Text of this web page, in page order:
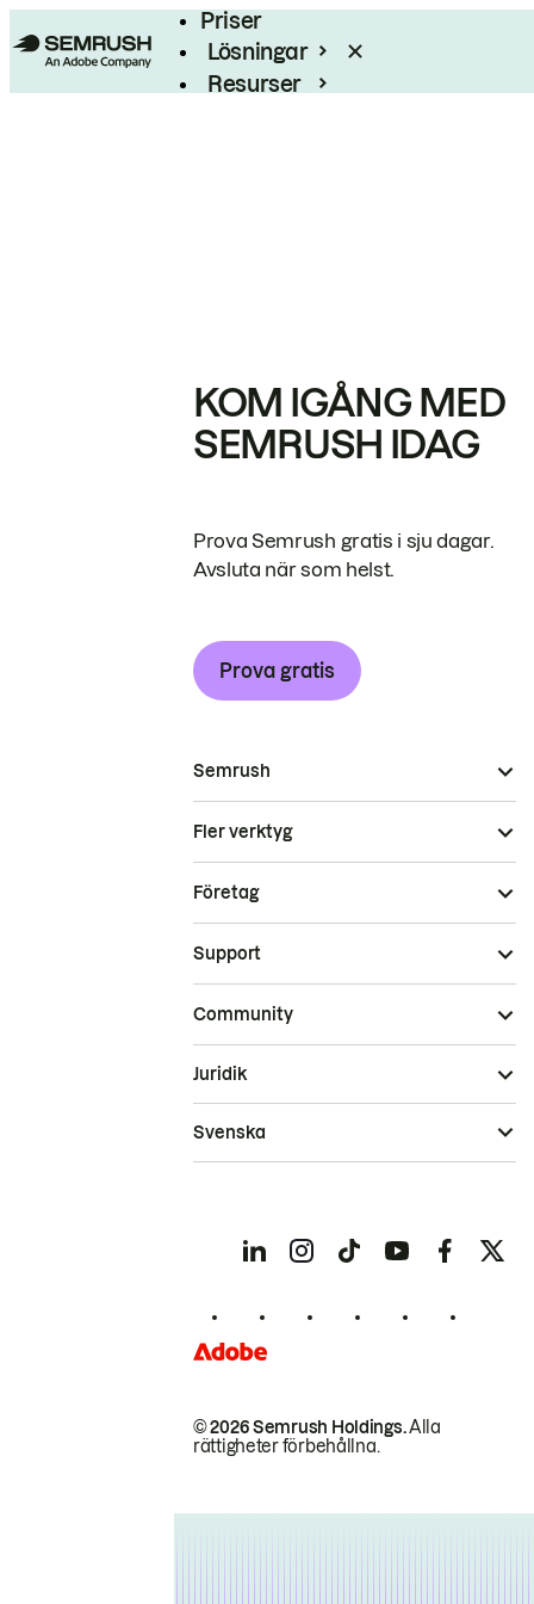
Priser
Lösningar
Resurser
KOM IGÅNG MED
SEMRUSH IDAG
Prova Semrush gratis i sju dagar.
Avsluta när som helst.
Prova gratis
Semrush
Fler verktyg
Företag
Support
Community
© 2026 Semrush Holdings.Alla
rättigheter förbehållna.
Juridik
Svenska